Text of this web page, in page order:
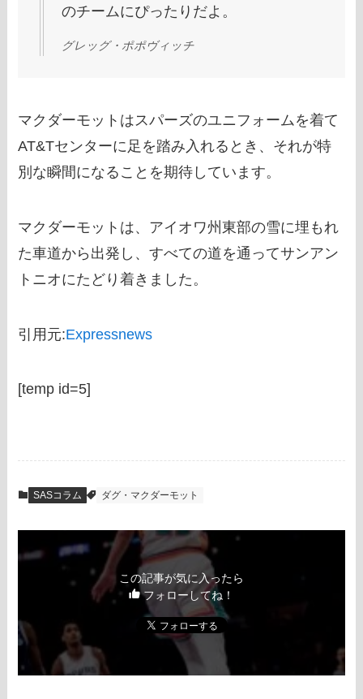
のチームにぴったりだよ。
グレッグ・ポポヴィッチ
マクダーモットはスパーズのユニフォームを着て
AT&Tセンターに足を踏み入れるとき、それが特
別な瞬間になることを期待しています。
マクダーモットは、アイオワ州東部の雪に埋もれ
た車道から出発し、すべての道を通ってサンアン
トニオにたどり着きました。
引用元:Expressnews
[temp id=5]
SASコラム ダグ・マクダーモット
この記事が気に入ったら
フォローしてね！